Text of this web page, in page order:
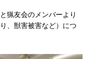
猟友会のメンバーより
、獣害被害など）につ